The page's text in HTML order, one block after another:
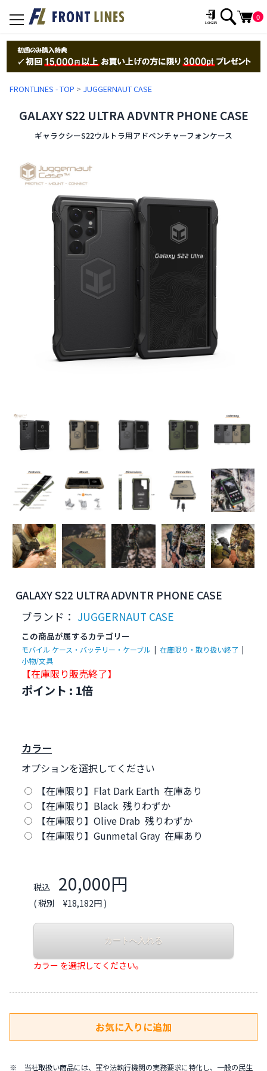
toggle
navigation
0
FRONTLINES - TOP > JUGGERNAUT CASE
GALAXY S22 ULTRA ADVNTR PHONE CASE
ギャラクシーS22ウルトラ用アドベンチャーフォンケース
GALAXY S22 ULTRA ADVNTR PHONE CASE
ブランド： JUGGERNAUT CASE
この商品が属するカテゴリー
モバイル ケース・バッテリー・ケーブル | 在庫限り・取り扱い終了 |
小物/文具
【在庫限り販売終了】
ポイント : 1倍
カラー
オプションを選択してください
【在庫限り】Flat Dark Earth 在庫あり
【在庫限り】Black 残りわずか
【在庫限り】Olive Drab 残りわずか
【在庫限り】Gunmetal Gray 在庫あり
税込 20,000円
( 税別 ¥18,182円 )
カラー を選択してください。
※ 当社取扱い商品には、軍や法執行機関の実務要求に特化し、一般の民生